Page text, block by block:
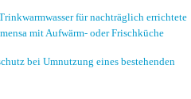
für nachträglich errichtete
mit Aufwärm- oder Frischküche
bei Umnutzung eines bestehenden